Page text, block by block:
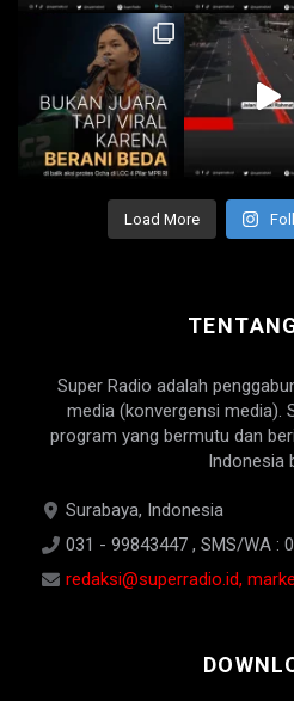
Load More
Super Radio adalah
media (konvergensi media).
program yang bermutu dan
Indonesia
Surabaya, Indonesia
031 - 99843447 , SMS/WA :
redaksi@superradio.id,